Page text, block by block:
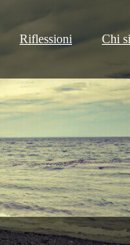
Riflessioni Chi